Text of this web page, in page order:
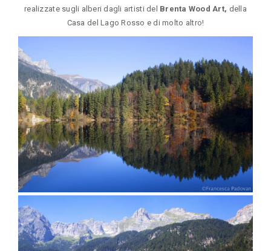
realizzate sugli alberi dagli artisti del Brenta Wood Art, della
Casa del Lago Rosso e di molto altro!